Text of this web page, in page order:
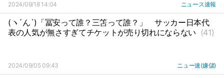
2024/09/18 14:04 ニュース速報
(ヽ´ん`)「冨安って誰？三笘って誰？」
サッカー日本代
表の人気が無さすぎてチケットが売り切れにならない (41)
2024/09/05 09:43 ニュー速(嫌儲)